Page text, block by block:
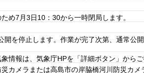
め7月3日10：30から一時閉局します。
を停止します。作業が完了次第、通常公
情報は、気象庁HPを「詳細ボタン」からご
メラまたは高島市の岸脇橋河川防災カ